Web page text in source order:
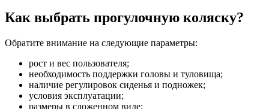
Как выбрать прогулочную коляску?
Обратите внимание на следующие параметры:
рост и вес пользователя;
необходимость поддержки головы и туловища;
наличие регулировок сиденья и подножек;
условия эксплуатации;
размеры в сложенном виде;